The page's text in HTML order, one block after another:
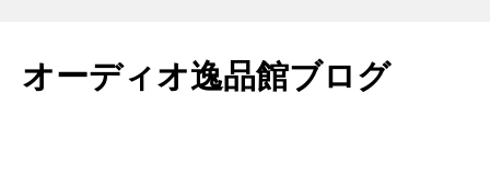
テ
ン
オーディオ逸品館ブログ